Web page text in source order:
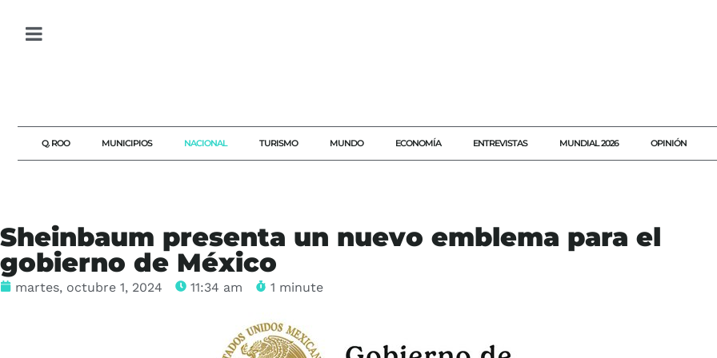
Q. ROO MUNICIPIOS NACIONAL TURISMO MUNDO ECONOMÍA ENTREVISTAS MUNDIAL 2026 OPINIÓN
Sheinbaum presenta un nuevo emblema para el
gobierno de México
martes, octubre 1, 2024 11:34 am 1 minute